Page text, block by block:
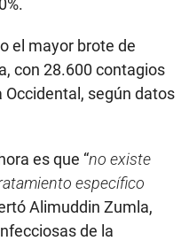
el mayor brote de
con 28.600 contagios
según datos
es que “no existe
específico
Alimuddin Zumla,
de la